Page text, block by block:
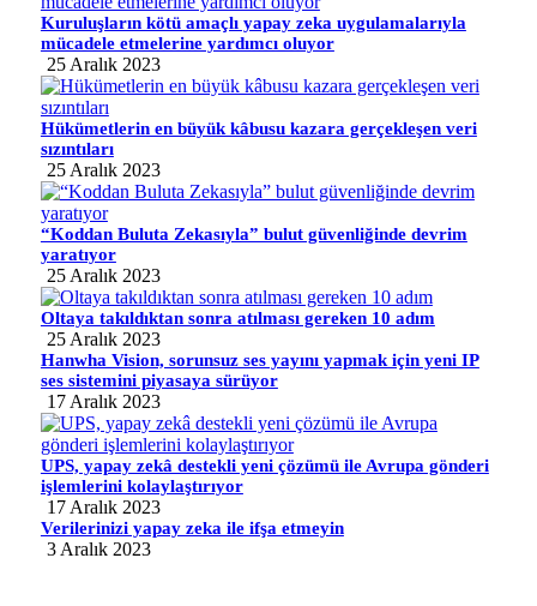
Kuruluşların kötü amaçlı yapay zeka uygulamalarıyla
mücadele etmelerine yardımcı oluyor
25 Aralık 2023
Hükümetlerin en büyük kâbusu kazara gerçekleşen veri
sızıntıları
25 Aralık 2023
“Koddan Buluta Zekasıyla” bulut güvenliğinde devrim
yaratıyor
25 Aralık 2023
Oltaya takıldıktan sonra atılması gereken 10 adım
25 Aralık 2023
Hanwha Vision, sorunsuz ses yayını yapmak için yeni IP
ses sistemini piyasaya sürüyor
17 Aralık 2023
UPS, yapay zekâ destekli yeni çözümü ile Avrupa gönderi
işlemlerini kolaylaştırıyor
17 Aralık 2023
Verilerinizi yapay zeka ile ifşa etmeyin
3 Aralık 2023